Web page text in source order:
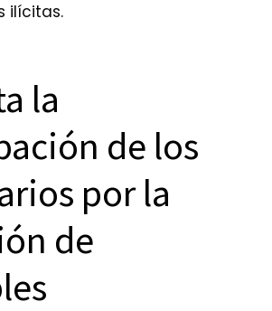
ilícitas.
la
de los
por la
de